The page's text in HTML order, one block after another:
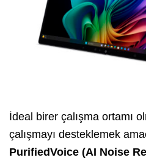
İdeal birer çalışma ortamı
çalışmayı desteklemek
PurifiedVoice (AI Noise